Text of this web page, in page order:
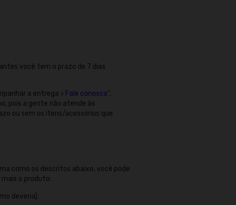
você tem o prazo de 7 dias
a entrega > Fale conosco",
pois a gente não atende às
ou sem os itens/acessórios que
como os descritos abaixo, você pode
o produto:
deveria);